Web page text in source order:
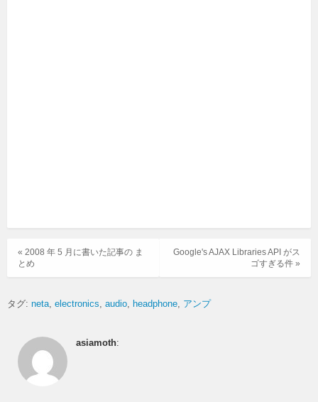
Google's AJAX Libraries API がス
ゴすぎる件 »
« 2008 年 5 月に書いた記事の ま
とめ
タグ: neta electronics audio headphone アンプ
asiamoth: